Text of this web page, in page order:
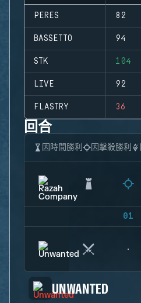
PERES 82
BASSETTO 94
STK 104
LIVE 92
FLASTRY 36
回合
因時間勝利 因擊殺勝利
01
UNWANTED